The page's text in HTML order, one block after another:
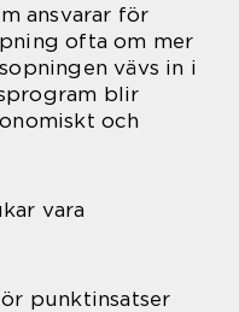
ansvarar för
ofta om mer
vävs in i
blir
och
vara
punktinsatser